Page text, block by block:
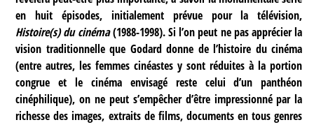
en huit épisodes, initialement prévue pour la télévision,
Histoire(s) du cinéma(1988-1998). Si l’on peut ne pas apprécier la
vision traditionnelle que Godard donne de l’histoire du cinéma
(entre autres, les femmes cinéastes y sont réduites à la portion
congrue et le cinéma envisagé reste celui d’un panthéon
cinéphilique), on ne peut s’empêcher d’être impressionné par la
richesse des images, extraits de films, documents en tous genres